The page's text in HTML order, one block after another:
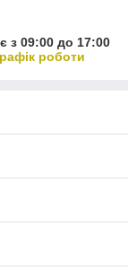
з 09:00 до 17:00
роботи